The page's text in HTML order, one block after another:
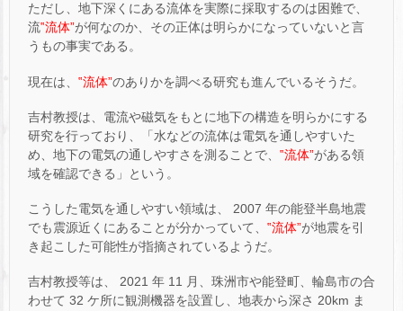
ただし、地下深くにある流体を実際に採取するのは困難で、
流‟流体”が何なのか、その正体は明らかになっていないと言
うもの事実である。
現在は、 ‟流体”のありかを調べる研究も進んでいるそうだ。
吉村教授は、電流や磁気をもとに地下の構造を明らかにする
研究を行っており、「水などの流体は電気を通しやすいた
め、地下の電気の通しやすさを測ることで、 ‟流体”がある領
域を確認できる」という。
こうした電気を通しやすい領域は、 2007 年の能登半島地震
でも震源近くにあることが分かっていて、 ‟流体”が地震を引
き起こした可能性が指摘されているようだ。
吉村教授等は、 2021 年 11 月、珠洲市や能登町、輪島市の合
わせて 32 ケ所に観測機器を設置し、地表から深さ 20km ま